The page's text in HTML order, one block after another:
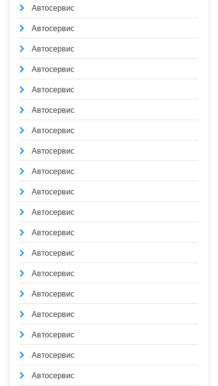
Автосервис
Автосервис
Автосервис
Автосервис
Автосервис
Автосервис
Автосервис
Автосервис
Автосервис
Автосервис
Автосервис
Автосервис
Автосервис
Автосервис
Автосервис
Автосервис
Автосервис
Автосервис
Автосервис